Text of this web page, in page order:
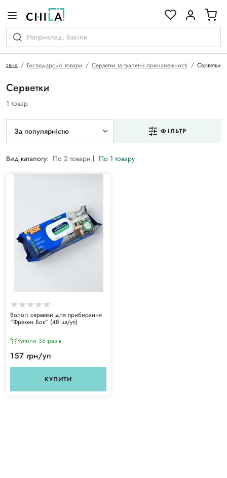
Господарські товари Серветки та туалетні приналежності Серветки
Серветки
1 товар
За популярністю ФІЛЬТР
Вид каталогу: По 2 товари По 1 товару
Вологі серветки для прибирання
"Фрекен Бок" (48 шт/уп)
Купили 36 разiв
157 грн/уп
КУПИТИ
гамі